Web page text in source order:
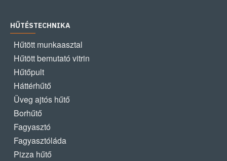
HŰTÉSTECHNIKA
Hűtött munkaasztal
Hűtött bemutató vitrin
Hűtőpult
Háttérhűtő
Üveg ajtós hűtő
Borhűtő
Fagyasztó
Fagyasztóláda
Pizza hűtő